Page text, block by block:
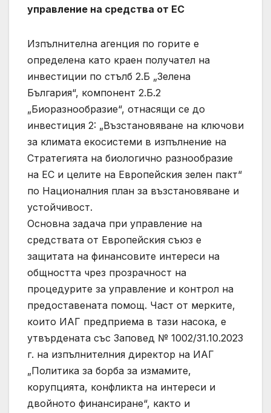
управление на средства от ЕС
Изпълнителна агенция по горите е
определена като краен получател на
инвестиции по стълб 2.Б „Зелена
България“, компонент 2.Б.2
„Биоразнообразие“, отнасящи се до
инвестиция 2: „Възстановяване на ключови
за климата екосистеми в изпълнение на
Стратегията на биологично разнообразие
на ЕС и целите на Европейския зелен пакт“
по Националния план за възстановяване и
устойчивост.
Основна задача при управление на
средствата от Европейския съюз е
защитата на финансовите интереси на
общността чрез прозрачност на
процедурите за управление и контрол на
предоставената помощ. Част от мерките,
които ИАГ предприема в тази насока, е
утвърдената със Заповед № 1002/31.10.2023
г. на изпълнителния директор на ИАГ
„Политика за борба за измамите,
корупцията, конфликта на интереси и
двойното финансиране“, както и